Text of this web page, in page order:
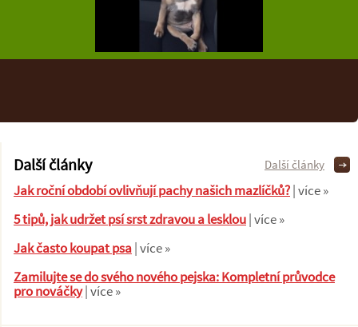
Další články
Jak roční období ovlivňují pachy našich mazlíčků?| více »
5 tipů, jak udržet psí srst zdravou a lesklou| více »
Jak často koupat psa| více »
Zamilujte se do svého nového pejska: Kompletní průvodce
pro nováčky| více »
Další články